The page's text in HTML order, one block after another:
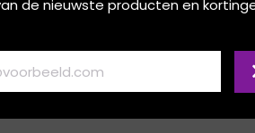
de nieuwste producten en